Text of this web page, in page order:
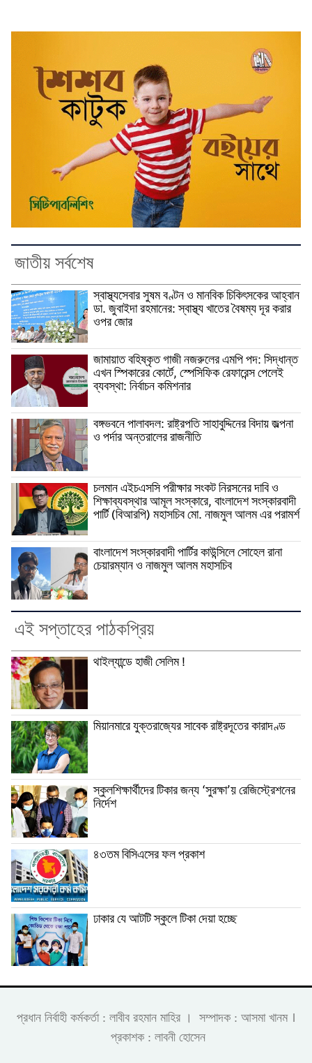
জাতীয় সর্বশেষ
স্বাস্থ্যসেবার সুষম বণ্টন ও মানবিক চিকিৎসকের আহ্বান
ডা. জুবাইদা রহমানের: স্বাস্থ্য খাতের বৈষম্য দূর করার
ওপর জোর
জামায়াত বহিষ্কৃত গাজী নজরুলের এমপি পদ: সিদ্ধান্ত
এখন স্পিকারের কোর্টে, স্পেসিফিক রেফারেন্স পেলেই
ব্যবস্থা: নির্বাচন কমিশনার
বঙ্গভবনে পালাবদল: রাষ্ট্রপতি সাহাবুদ্দিনের বিদায় জল্পনা
ও পর্দার অন্তরালের রাজনীতি
চলমান এইচএসসি পরীক্ষার সংকট নিরসনের দাবি ও
শিক্ষাব্যবস্থার আমূল সংস্কারে, বাংলাদেশ সংস্কারবাদী
পার্টি (বিআরপি) মহাসচিব মো. নাজমুল আলম এর পরামর্শ
বাংলাদেশ সংস্কারবাদী পার্টির কাউন্সিলে সোহেল রানা
চেয়ারম্যান ও নাজমুল আলম মহাসচিব
এই সপ্তাহের পাঠকপ্রিয়
থাইল্যান্ডে হাজী সেলিম !
মিয়ানমারে যুক্তরাজ্যের সাবেক রাষ্ট্রদূতের কারাদণ্ড
স্কুলশিক্ষার্থীদের টিকার জন্য ‘সুরক্ষা’য় রেজিস্ট্রেশনের
নির্দেশ
৪৩তম বিসিএসের ফল প্রকাশ
ঢাকার যে আটটি স্কুলে টিকা দেয়া হচ্ছে
প্রধান নির্বাহী কর্মকর্তা : লাবীব রহমান মাহির । সম্পাদক : আসমা খানম ।
প্রকাশক : লাবনী হোসেন